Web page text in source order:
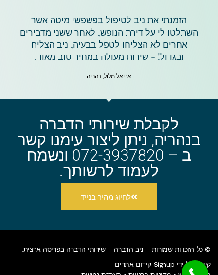
הזמנתי את ניב לטיפול בפשפשי מיטה אשר
השתלטו לי על דירת הנופש, לאחר ששני מדבירים
אחרים לא הצליחו לטפל בבעיה, ניב הצליח
ובגדול! - שירות מעולה במחיר טוב מאוד.
אריאל מלול, נהריה
לקבלת שירותי הדברה
בנהריה, ניתן ליצור עימנו קשר
ב – 072-3937820 ונשמח
לעמוד לרשותך.
לחיוג מהיר בנייד
© כל הזכויות שמורות – ניב הדברה –שירותי הדברה בפריסה ארצית.
קידום על ידי Signup קידום אתרים